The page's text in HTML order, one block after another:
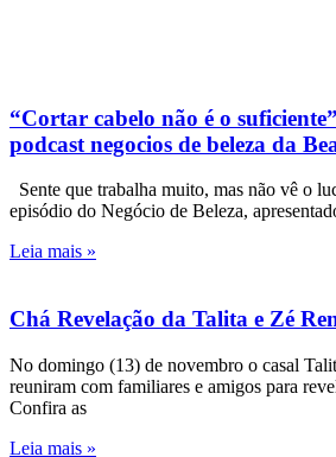
“Cortar cabelo não é o
podcast negocios de beleza da
Sente que trabalha muito, mas não vê o
episódio do Negócio de Beleza,
Leia mais »
Chá Revelação da Talita e Zé
No domingo (13) de novembro o casal
reuniram com familiares e amigos para
Confira as
Leia mais »